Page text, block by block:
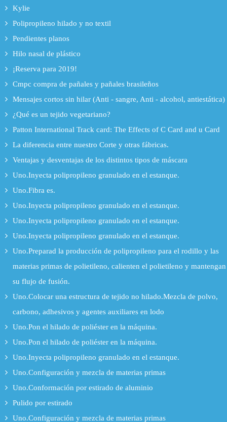
Kylie
Polipropileno hilado y no textil
Pendientes planos
Hilo nasal de plástico
¡Reserva para 2019!
Cmpc compra de pañales y pañales brasileños
Mensajes cortos sin hilar (Anti - sangre, Anti - alcohol, antiestática)
¿Qué es un tejido vegetariano?
Patton International Track card: The Effects of C Card and u Card
La diferencia entre nuestro Corte y otras fábricas.
Ventajas y desventajas de los distintos tipos de máscara
Uno.Inyecta polipropileno granulado en el estanque.
Uno.Fibra es.
Uno.Inyecta polipropileno granulado en el estanque.
Uno.Inyecta polipropileno granulado en el estanque.
Uno.Inyecta polipropileno granulado en el estanque.
Uno.Preparad la producción de polipropileno para el rodillo y las
materias primas de polietileno, calienten el polietileno y mantengan
su flujo de fusión.
Uno.Colocar una estructura de tejido no hilado.Mezcla de polvo,
carbono, adhesivos y agentes auxiliares en lodo
Uno.Pon el hilado de poliéster en la máquina.
Uno.Pon el hilado de poliéster en la máquina.
Uno.Inyecta polipropileno granulado en el estanque.
Uno.Configuración y mezcla de materias primas
Uno.Conformación por estirado de aluminio
Pulido por estirado
Uno.Configuración y mezcla de materias primas